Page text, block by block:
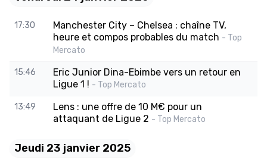
17:30
Manchester City – Chelsea : chaîne TV,
heure et compos probables du match - Top
Mercato
15:46
Eric Junior Dina-Ebimbe vers un retour en
Ligue 1 ! - Top Mercato
13:49
Lens : une offre de 10 M€ pour un
attaquant de Ligue 2 - Top Mercato
Jeudi 23 janvier 2025